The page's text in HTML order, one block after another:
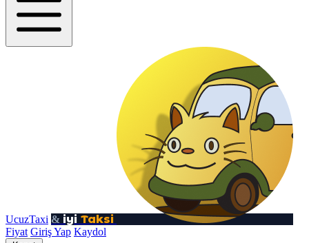
UcuzTaxi & iyi Taksi
Fiyat Giriş Yap Kaydol